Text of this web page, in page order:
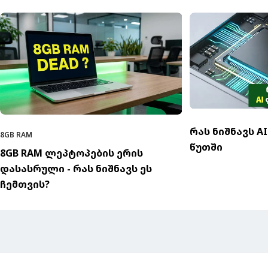
8GB RAM
8GB RAM ლეპტოპების ერის
დასასრული - რას ნიშნავს ეს
ჩემთვის?
რას ნიშნავს
წუთში